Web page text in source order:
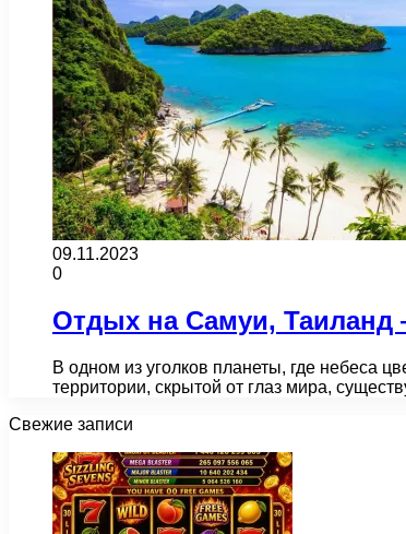
09.11.2023
0
Отдых на Самуи, Таиланд
В одном из уголков планеты, где небеса
территории, скрытой от глаз мира,
Свежие записи